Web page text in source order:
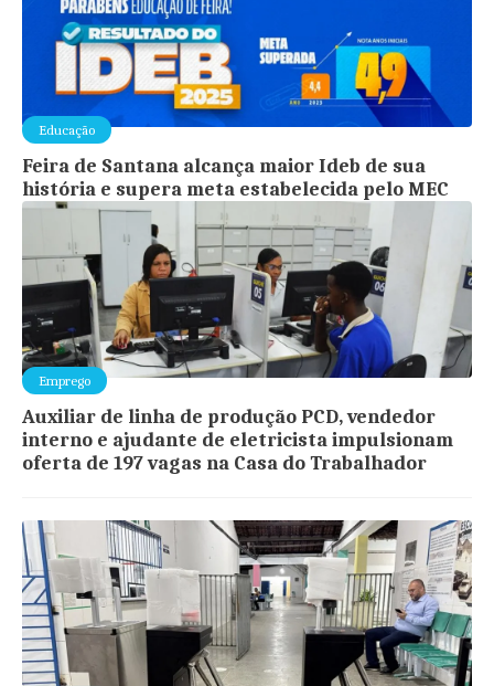
Educação
Feira de Santana alcança maior Ideb de sua
história e supera meta estabelecida pelo MEC
Emprego
Auxiliar de linha de produção PCD, vendedor
interno e ajudante de eletricista impulsionam
oferta de 197 vagas na Casa do Trabalhador